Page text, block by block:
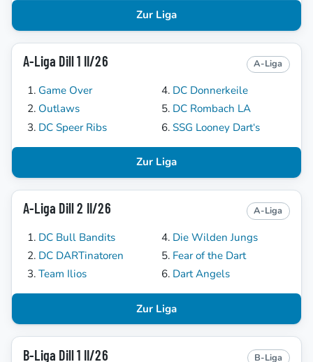
Zur Liga
A-Liga Dill 1 II/26 A-Liga
Game Over
Outlaws
DC Speer Ribs
DC Donnerkeile
DC Rombach LA
SSG Looney Dart‘s
Zur Liga
A-Liga Dill 2 II/26 A-Liga
DC Bull Bandits
DC DARTinatoren
Team Ilios
Die Wilden Jungs
Fear of the Dart
Dart Angels
Zur Liga
B-Liga Dill 1 II/26 B-Liga